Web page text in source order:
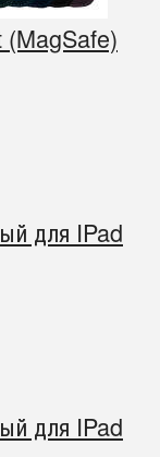
для IPad
для IPad